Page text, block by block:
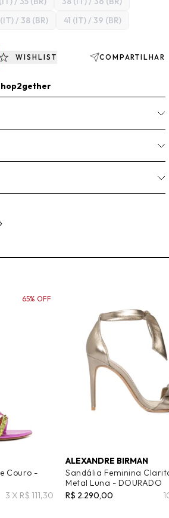
/ 38 (BR) 41 (IT) / 39 (BR)
WISHLIST COMPARTILHAR
Couro -
3 X R$ 111,30
65% OFF
ALEXANDRE BIRMAN
Sandália Feminina
Metal Luna - DOURADO
R$ 2.290,00